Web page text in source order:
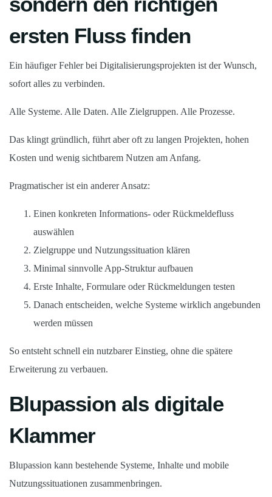
ersten Fluss finden
Ein häufiger Fehler bei Digitalisierungsprojekten ist der Wunsch,
sofort alles zu verbinden.
Alle Systeme. Alle Daten. Alle Zielgruppen. Alle Prozesse.
Das klingt gründlich, führt aber oft zu langen Projekten, hohen
Kosten und wenig sichtbarem Nutzen am Anfang.
Pragmatischer ist ein anderer Ansatz:
Einen konkreten Informations- oder Rückmeldefluss
auswählen
Zielgruppe und Nutzungssituation klären
Minimal sinnvolle App-Struktur aufbauen
Erste Inhalte, Formulare oder Rückmeldungen testen
Danach entscheiden, welche Systeme wirklich angebunden
werden müssen
So entsteht schnell ein nutzbarer Einstieg, ohne die spätere
Erweiterung zu verbauen.
Blupassion als digitale
Klammer
Blupassion kann bestehende Systeme, Inhalte und mobile
Nutzungssituationen zusammenbringen.